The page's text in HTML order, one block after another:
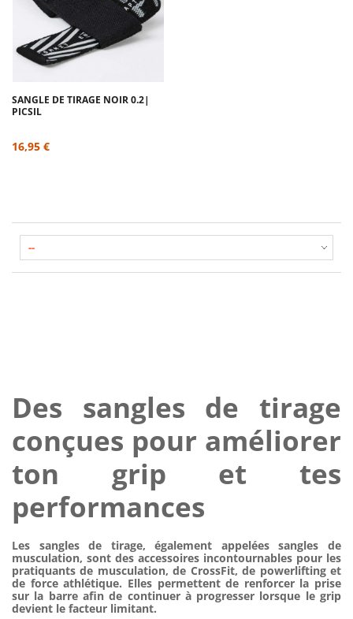
SANGLE DE TIRAGE NOIR 0.2|
PICSIL
16,95 €
Des sangles de tirage
conçues pour améliorer
ton grip et tes
performances
Les sangles de tirage, également appeléessangles de
musculation, sont des accessoires incontournables pour les
pratiquants de musculation, de CrossFit, de powerliftinget
de force athlétique. Elles permettent de renforcer la prise
sur la barre afin de continuer à progresser lorsque le grip
devient le facteur limitant.